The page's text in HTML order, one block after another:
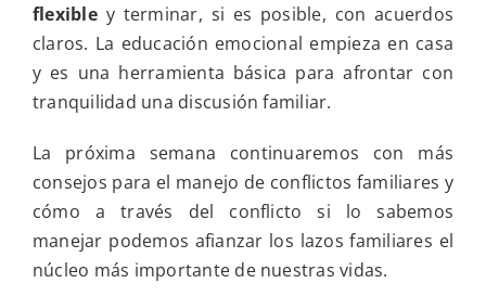
flexibley terminar, si es posible, con acuerdos
claros. La educación emocional empieza en casa
y es una herramienta básica para afrontar con
tranquilidad una discusión familiar.
La próxima semana continuaremos con más
consejos para el manejo de conflictos familiares y
cómo a través del conflicto si lo sabemos
manejar podemos afianzar los lazos familiares el
núcleo más importante de nuestras vidas.